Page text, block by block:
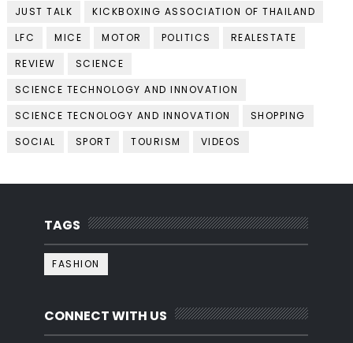
JUST TALK
KICKBOXING ASSOCIATION OF THAILAND
LFC
MICE MOTOR POLITICS
REALESTATE
REVIEW
SCIENCE
SCIENCE TECHNOLOGY AND INNOVATION
SCIENCE TECNOLOGY AND INNOVATION
SHOPPING
SOCIAL
SPORT TOURISM VIDEOS
TAGS
FASHION
CONNECT WITH US